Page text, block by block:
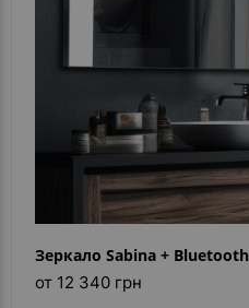
Зеркало Sabina + Bluetooth
от 12 340 грн